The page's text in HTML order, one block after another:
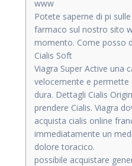
www
Potete saperne di pi
farmaco sul nostro sito
momento. Come posso
Cialis Soft
Viagra Super Active una
velocemente e
dura. Dettagli Cialis
prendere Cialis. Viagra
acquista cialis online
immediatamente un
dolore toracico.
possibile acquistare